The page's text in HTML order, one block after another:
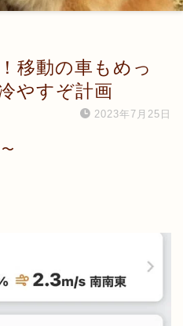
移動の車もめっ
やすぞ計画
2023年7月25日